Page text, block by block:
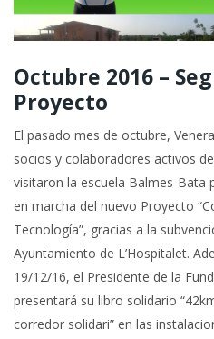
Octubre 2016 –
Proyecto
El pasado mes de octubre,
socios y colaboradores activos
visitaron la escuela Balmes-Bata
en marcha del nuevo Proyecto
Tecnología”, gracias a la
Ayuntamiento de L’Hospitalet.
19/12/16, el Presidente de la
presentará su libro solidario
corredor solidari” en las